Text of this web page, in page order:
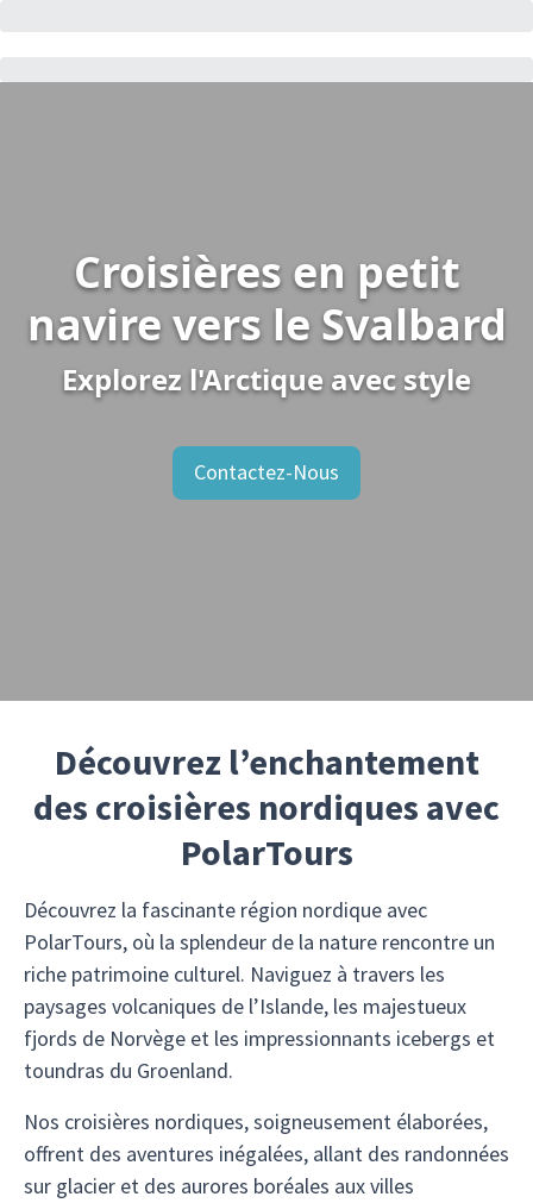
Croisières en petit
navire vers le Svalbard
Explorez l'Arctique avec style
Contactez-Nous
Découvrez l’enchantement
des croisières nordiques avec
PolarTours
Découvrez la fascinante région nordique avec
PolarTours, où la splendeur de la nature rencontre un
riche patrimoine culturel. Naviguez à travers les
paysages volcaniques de l’Islande, les majestueux
fjords de Norvège et les impressionnants icebergs et
toundras du Groenland.
Nos croisières nordiques, soigneusement élaborées,
offrent des aventures inégalées, allant des randonnées
sur glacier et des aurores boréales aux villes